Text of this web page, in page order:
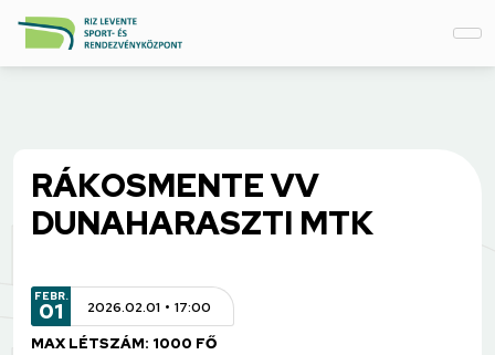
RÁKOSMENTE VV
DUNAHARASZTI MTK
FEBR.
01 2026.02.01 17:00
MAX LÉTSZÁM: 1000 FŐ